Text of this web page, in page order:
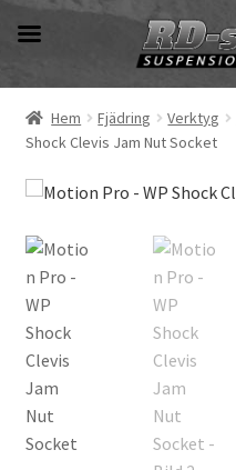
Hoppa
navigering
Hoppa
innehåll
Hem Fjädring Verktyg
Shock Clevis Jam Nut Socket